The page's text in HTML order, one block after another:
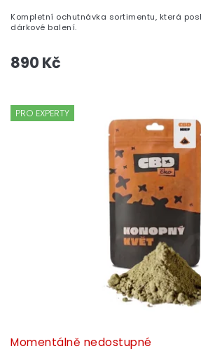
890 Kč
Kompletní ochutnávka sortimentu, která
dárkové balení.
PRO EXPERTY
Momentálně nedostupné